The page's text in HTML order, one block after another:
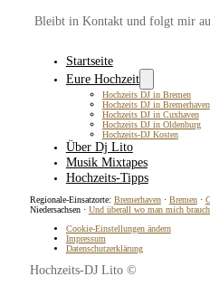
Bleibt in Kontakt und folgt mir
Startseite
Eure Hochzeit
Hochzeits DJ in Bremen
Hochzeits DJ in Bremerhaven
Hochzeits DJ in Cuxhaven
Hochzeits DJ in Oldenburg
Hochzeits-DJ Kosten
Über Dj Lito
Musik Mixtapes
Hochzeits-Tipps
Regionale-Einsatzorte: Bremerhaven· Bremen·
Niedersachsen · Und überall wo man mich
Cookie-Einstellungen ändern
Impressum
Datenschutzerklärung
Hochzeits-DJ Lito ©